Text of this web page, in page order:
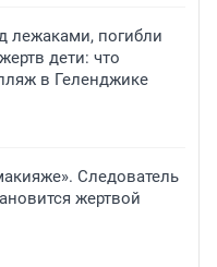
лежаками, погибли
дети: что
в Геленджике
Следователь
жертвой